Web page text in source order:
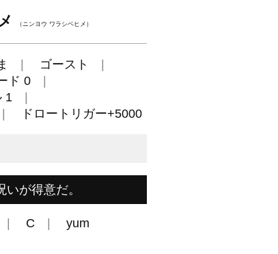
（ニンヨウ ワラシベヒメ）
ゴースト
ド 0
1
ドロートリガー+5000
が得意だ。
C yum